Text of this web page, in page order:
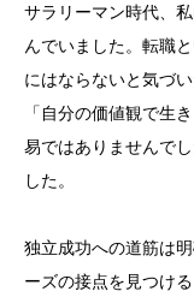
サラリーマン時代、
んでいました。転職
にはならないと気づ
「自分の価値観で生
易ではありませんで
した。
独立成功への道筋は
ーズの接点を見つけ